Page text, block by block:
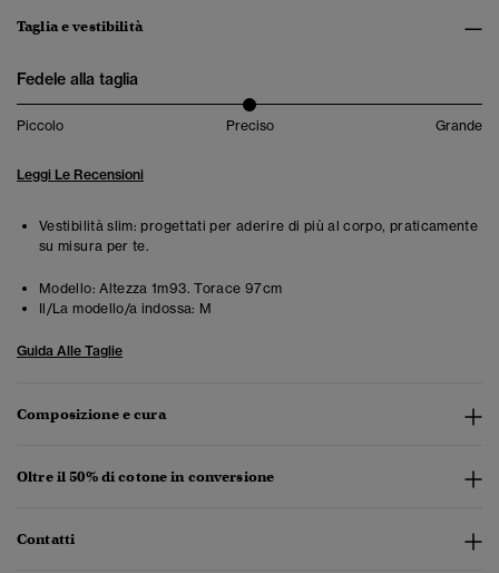
Taglia e vestibilità
Fedele alla taglia
Piccolo Preciso Grande
Leggi Le Recensioni
Vestibilità slim: progettati per aderire di più al corpo, praticamente
su misura per te.
Modello: Altezza 1m93. Torace 97cm
Il/La modello/a indossa: M
Guida Alle Taglie
Composizione e cura
Oltre il 50% di cotone in conversione
Contatti